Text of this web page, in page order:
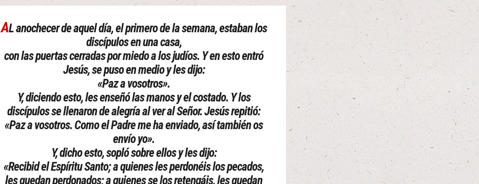
AL anochecer de aquel día, el primero de la semana, estaban los
discípulos en una casa,
con las puertas cerradas por miedo a los judíos. Y en esto entró
Jesús, se puso en medio y les dijo:
«Paz a vosotros».
Y, diciendo esto, les enseñó las manos y el costado. Y los
discípulos se llenaron de alegría al ver al Señor. Jesús repitió:
«Paz a vosotros. Como el Padre me ha enviado, así también os
envío yo».
Y, dicho esto, sopló sobre ellos y les dijo:
«Recibid el Espíritu Santo; a quienes les perdonéis los pecados,
les quedan perdonados; a quienes se los retengáis, les quedan